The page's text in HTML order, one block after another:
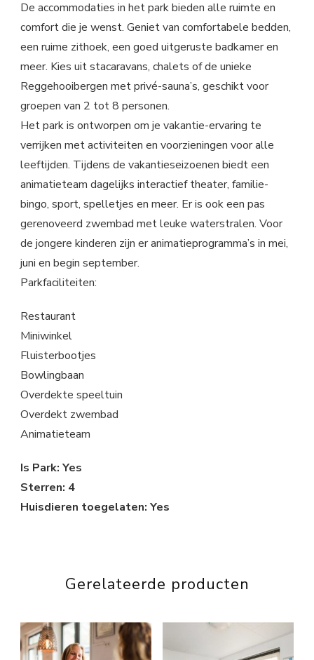
De accommodaties in het park bieden alle ruimte en
comfort die je wenst. Geniet van comfortabele bedden,
een ruime zithoek, een goed uitgeruste badkamer en
meer. Kies uit stacaravans, chalets of de unieke
Reggehooibergen met privé-sauna’s, geschikt voor
groepen van 2 tot 8 personen.
Het park is ontworpen om je vakantie-ervaring te
verrijken met activiteiten en voorzieningen voor alle
leeftijden. Tijdens de vakantieseizoenen biedt een
animatieteam dagelijks interactief theater, familie-
bingo, sport, spelletjes en meer. Er is ook een pas
gerenoveerd zwembad met leuke waterstralen. Voor
de jongere kinderen zijn er animatieprogramma’s in mei,
juni en begin september.
Parkfaciliteiten:
Restaurant
Miniwinkel
Fluisterbootjes
Bowlingbaan
Overdekte speeltuin
Overdekt zwembad
Animatieteam
Is Park: Yes
Sterren: 4
Huisdieren toegelaten: Yes
Gerelateerde producten